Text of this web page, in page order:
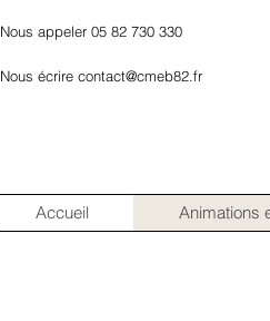
Nous appeler 05 82 730 330
Nous écrire contact@cmeb82.fr
Accueil Animations